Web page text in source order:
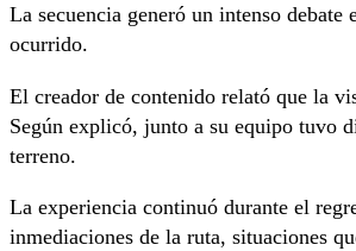
La secuencia generó un intenso
ocurrido.
El creador de contenido relató que la
Según explicó, junto a su equipo tuvo
terreno.
La experiencia continuó durante el
inmediaciones de la ruta, situaciones